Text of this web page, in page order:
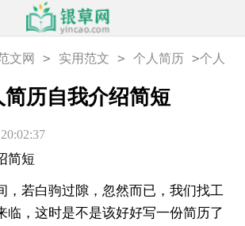
文网 > 实用范文 > 个人简历 >个人
简历自我介绍简短
简短
若白驹过隙，忽然而已，我们找工
临，这时是不是该好好写一份简历了